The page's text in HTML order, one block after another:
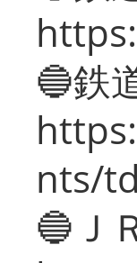
🔵鉄
nts/
🔵Ｊ